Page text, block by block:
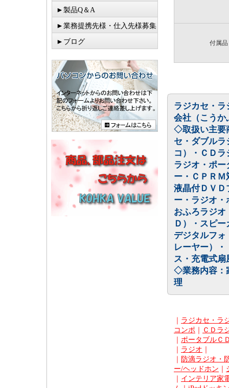
►製品Q＆A
►業務提携先様・仕入先様募集
►ブログ 付属品
ラジカセ・ラ
会社（こうか
◇取扱い主要
セ・ダブル
コ）・ＣＤ
ラジオ・ポ
ー・ＣＰＲ
液晶付ＤＶＤ
ー・ラジオ
おふろラジ
Ｄ）・スピ
デジタルフ
レーヤー）
ス・充電式
◇業務内容
理
｜ ラジカセ・ラ
コンポ ｜ ＣＤラ
｜ ポータブルＣ
｜ ラジオ ｜
｜ 防滴ラジオ・
ー/ヘッドホン ｜
｜ インテリア家